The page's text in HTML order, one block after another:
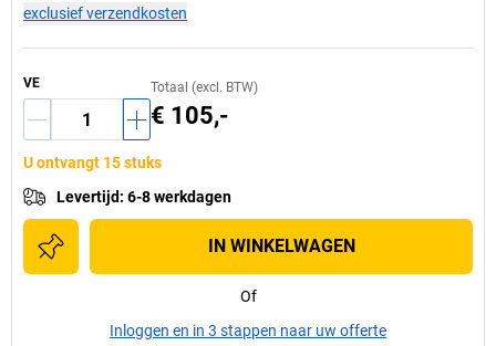
exclusief verzendkosten
VE Totaal (excl. BTW)
€ 105,-
U ontvangt 15 stuks
Levertijd: 6-8 werkdagen
IN WINKELWAGEN
Of
Inloggen en in 3 stappen naar uw offerte